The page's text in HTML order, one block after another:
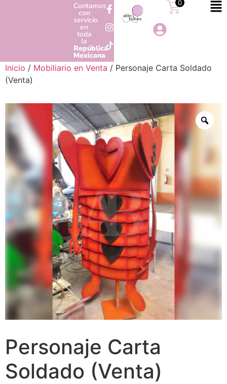
Contamos
con
servicio
en
toda
la
República
Mexicana
0
Inicio / Mobiliario en Venta / Personaje Carta Soldado
(Venta)
Personaje Carta
Soldado (Venta)